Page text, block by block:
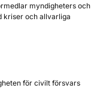
myndigheters och
kriser och allvarliga
för civilt försvars